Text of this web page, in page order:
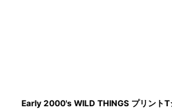
Early 2000's WILD THINGS プリントT